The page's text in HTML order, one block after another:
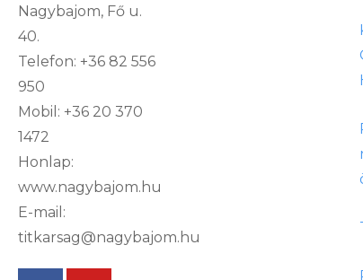
Nagybajom, Fő u.
40.
Telefon: +36 82 556
950
Mobil: +36 20 370
1472
Honlap:
www.nagybajom.hu
E-mail:
titkarsag@nagybajom.hu